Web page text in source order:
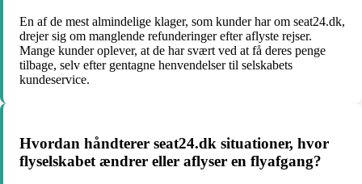
En af de mest almindelige klager, som kunder har om seat24.dk,
drejer sig om manglende refunderinger efter aflyste rejser.
Mange kunder oplever, at de har svært ved at få deres penge
tilbage, selv efter gentagne henvendelser til selskabets
kundeservice.
Hvordan håndterer seat24.dk situationer, hvor
flyselskabet ændrer eller aflyser en flyafgang?